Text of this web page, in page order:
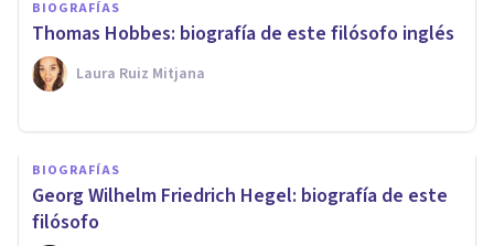
BIOGRAFÍAS
Thomas Hobbes: biografía de este filósofo inglés
Laura Ruiz Mitjana
BIOGRAFÍAS
Georg Wilhelm Friedrich Hegel: biografía de este
filósofo
Jaegwon Kim: biografía de
este filósofo de la mente